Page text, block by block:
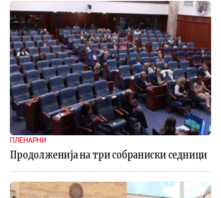
ПЛЕНАРНИ
Продолженија на три собраниски седници